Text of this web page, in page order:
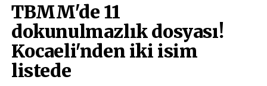
TBMM'de 11
dokunulmazlık dosyası!
Kocaeli'nden iki isim
listede